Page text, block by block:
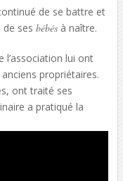
de se battre et
ses bébésà naître.
l’association lui ont
propriétaires.
ont traité ses
a pratiqué la